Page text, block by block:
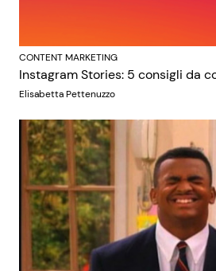
CONTENT MARKETING
Instagram Stories: 5 consigli da
Elisabetta Pettenuzzo